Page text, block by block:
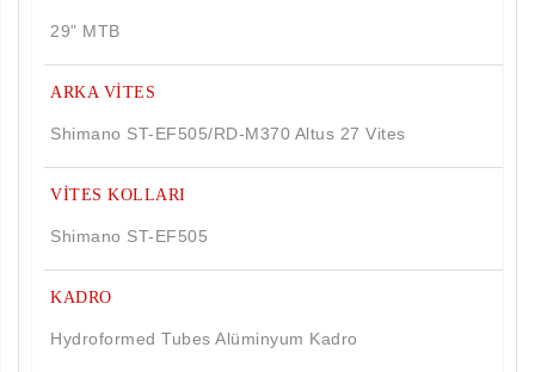
29" MTB
ARKA VİTES
Shimano ST-EF505/RD-M370 Altus 27 Vites
VİTES KOLLARI
Shimano ST-EF505
KADRO
Hydroformed Tubes Alüminyum Kadro